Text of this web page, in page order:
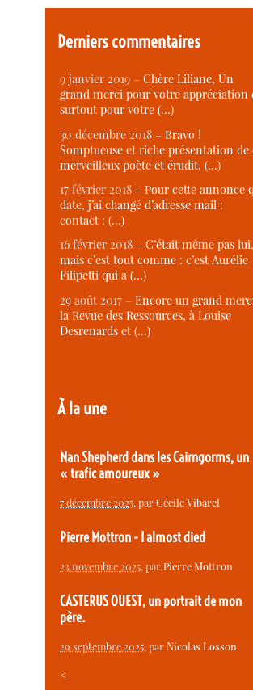
Derniers commentaires
9 janvier 2019 –Chère Liliane, Un
grand merci pour votre appréciation
surtout pour votre (…)
30 décembre 2018 –Bravo !
Somptueuse et riche présentation de
merveilleux poète et érudit. (…)
17 février 2018 –Pour cette annonce
date, j’ai changé d’adresse mail :
contact : (…)
16 février 2018 –C’était même pas lui,
mais c’est tout comme : c’est Aurélie
Filipetti qui a (…)
29 août 2017 –Encore un grand
la Revue des Ressources, à Louise
Desrenards et (…)
À la une
Nan Shepherd dans les Cairngorms, un
« trafic amoureux »
7 décembre 2025, parCécile Vibarel
Pierre Mottron - I almost died
23 novembre 2025, parPierre Mottron
CASTERUS OUEST, un portrait de mon
père.
29 septembre 2025, parNicolas Losson
<